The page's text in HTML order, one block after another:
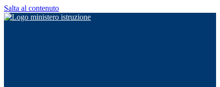
Salta al contenuto